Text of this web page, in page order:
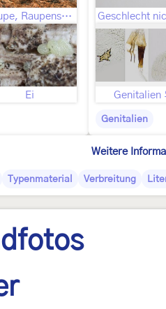
Raupe, Raupensack
Ei Genitalien
Genitalien
Weitere
Typenmaterial Verbreitung